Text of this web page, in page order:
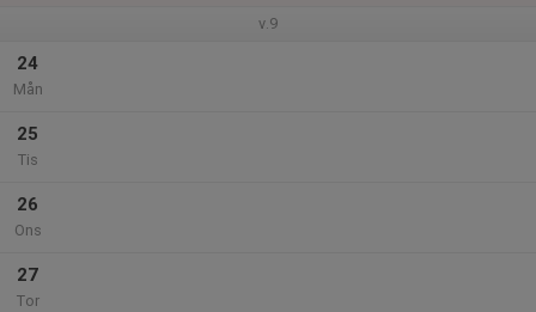
v.9
24
Mån
25
Tis
26
Ons
27
Tor